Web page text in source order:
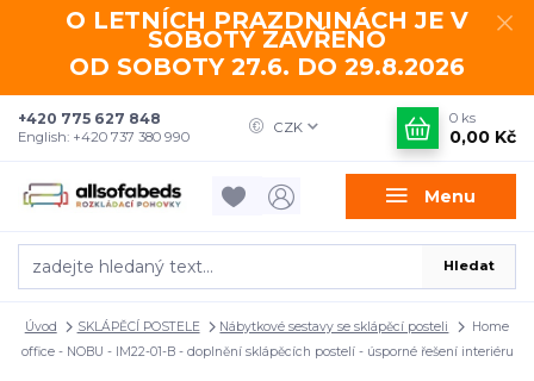
O LETNÍCH PRAZDNINÁCH JE V
SOBOTY ZAVŘENO
OD SOBOTY 27.6. DO 29.8.2026
Menu
CZK
Hledat
+420 775 627 848
English: +420 737 380 990
0 ks
0,00 Kč
Úvod SKLÁPĚCÍ POSTELE Nábytkové sestavy se sklápěcí posteli
Home
office - NOBU - IM22-01-B - doplnění sklápěcích postelí - úsporné řešení interiéru